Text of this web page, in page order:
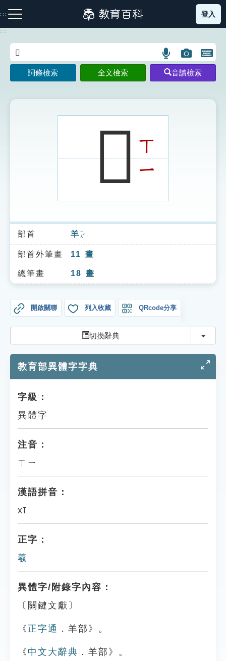
到
主
:::
注音索引圖示 筆畫索引圖示 部首索引表圖示
索引選單
知識索引
單字索引
貓頭鷹博士
登入
:::
語
言
搜
示
圖
片
搜
開
鍵
圖
詞條檢索 全文檢索 音讀檢索
𦏡ㄒ
ㄧ
部首 羊 ㄧㄤˊ
部首外筆畫 11 畫
總筆畫 18 畫
開啟關聯 列入收藏 QRcode分享
切換辭典 切換
教育部異體字字典
字級：
異體字
注音：
ㄒㄧ
漢語拼音：
xī
正字：
羲
異體字/附錄字內容：
〔關鍵文獻〕
《 正字通 ．羊部》。
《 中文大辭典 ．羊部》。